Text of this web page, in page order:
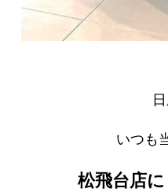
いつも
松飛台店に